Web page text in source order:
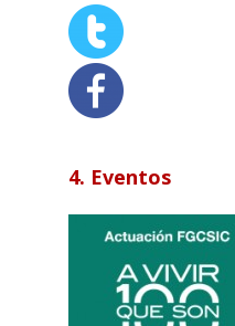
4. Eventos